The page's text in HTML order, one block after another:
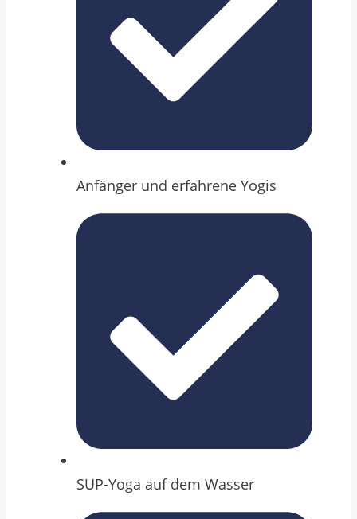
Anfänger und erfahrene Yogis
SUP-Yoga auf dem Wasser